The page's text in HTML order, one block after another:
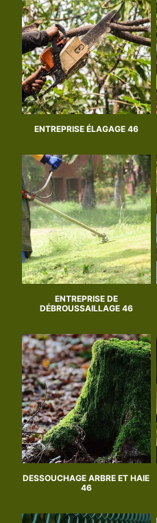
ENTREPRISE ÉLAGAGE 46
ENTREPRISE DE
DÉBROUSSAILLAGE 46
DESSOUCHAGE ARBRE ET HAIE
46